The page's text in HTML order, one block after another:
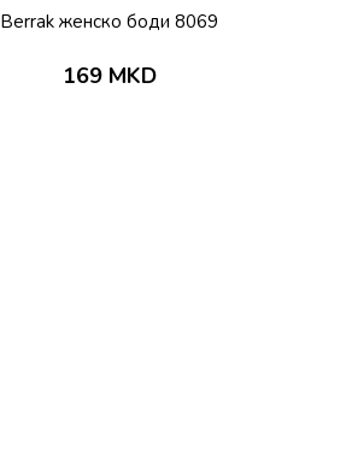
Berrak женско боди 8069
169 MKD